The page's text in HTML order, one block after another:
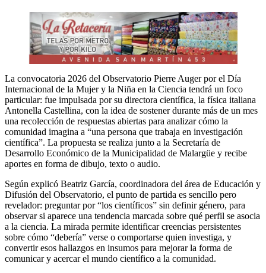
La convocatoria 2026 del Observatorio Pierre Auger por el Día
Internacional de la Mujer y la Niña en la Ciencia tendrá un foco
particular: fue impulsada por su directora científica, la física italiana
Antonella Castellina, con la idea de sostener durante más de un mes
una recolección de respuestas abiertas para analizar cómo la
comunidad imagina a “una persona que trabaja en investigación
científica”. La propuesta se realiza junto a la Secretaría de
Desarrollo Económico de la Municipalidad de Malargüe y recibe
aportes en forma de dibujo, texto o audio.
Según explicó Beatriz García, coordinadora del área de Educación y
Difusión del Observatorio, el punto de partida es sencillo pero
revelador: preguntar por “los científicos” sin definir género, para
observar si aparece una tendencia marcada sobre qué perfil se asocia
a la ciencia. La mirada permite identificar creencias persistentes
sobre cómo “debería” verse o comportarse quien investiga, y
convertir esos hallazgos en insumos para mejorar la forma de
comunicar y acercar el mundo científico a la comunidad.